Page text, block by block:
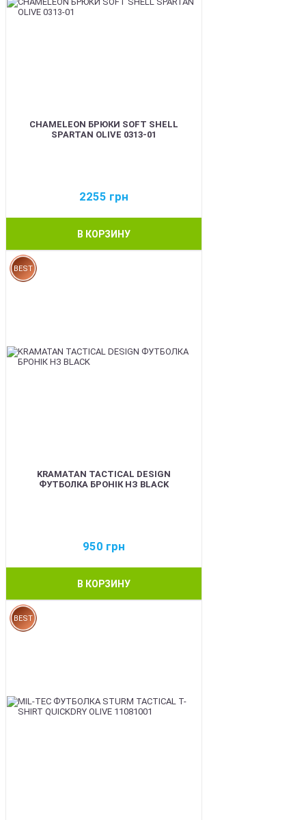
CHAMELEON БРЮКИ SOFT SHELL
SPARTAN OLIVE 0313-01
2255 грн
В КОРЗИНУ
BEST
KRAMATAN TACTICAL DESIGN
ФУТБОЛКА БРОНІК НЗ BLACK
950 грн
В КОРЗИНУ
BEST